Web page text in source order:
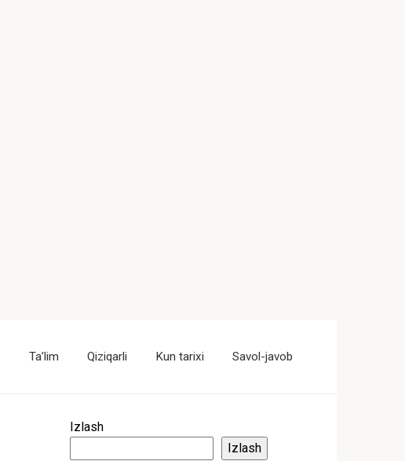
Ta’lim Qiziqarli Kun tarixi Savol-javob
Izlash
Izlash